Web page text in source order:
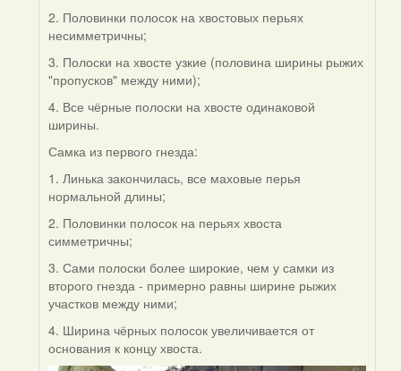
(госць)
2. Половинки полосок на хвостовых перьях
несимметричны;
3. Полоски на хвосте узкие (половина ширины рыжих
"пропусков" между ними);
4. Все чёрные полоски на хвосте одинаковой
ширины.
Самка из первого гнезда:
1. Линька закончилась, все маховые перья
нормальной длины;
2. Половинки полосок на перьях хвоста
симметричны;
3. Сами полоски более широкие, чем у самки из
второго гнезда - примерно равны ширине рыжих
участков между ними;
4. Ширина чёрных полосок увеличивается от
основания к концу хвоста.